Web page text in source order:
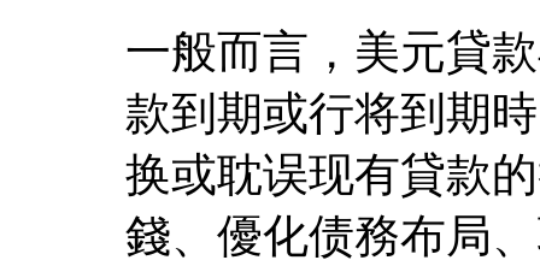
一般而言，美元貸
款到期或行将到期
换或耽误现有貸款
錢、優化债務布局